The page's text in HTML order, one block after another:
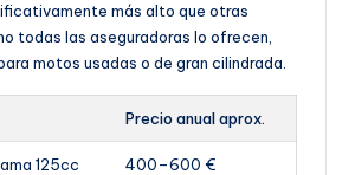
más alto que otras
todas las aseguradoras lo ofrecen,
motos usadas o de gran cilindrada.
Precio anual aprox.
125cc 400–600 €